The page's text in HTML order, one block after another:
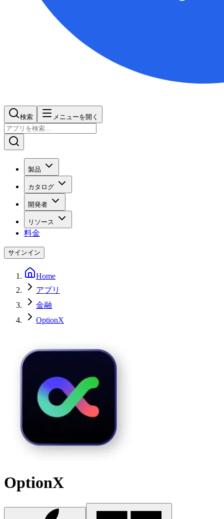
検索 メニューを開く
製品
カタログ
開発者
リソース
料金
サインイン
Home
アプリ
金融
OptionX
OptionX